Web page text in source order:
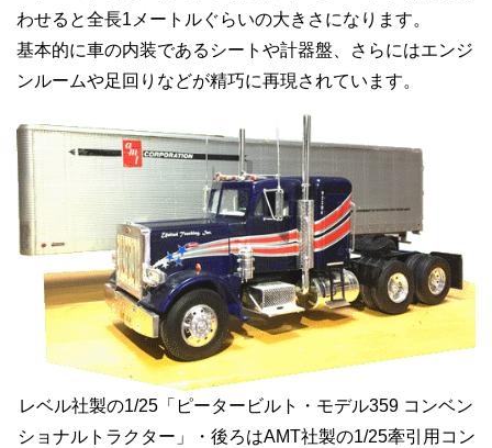
わせると全長1メートルぐらいの大きさになります。
基本的に車の内装であるシートや計器盤、さらにはエンジ
ンルームや足回りなどが精巧に再現されています。
レベル社製の1/25「ピータービルト・モデル359 コンベン
ショナルトラクター」・後ろはAMT社製の1/25牽引用コン